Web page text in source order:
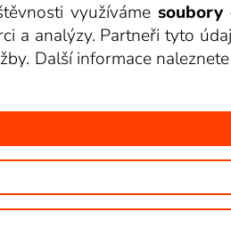
které můžete sledovat v Lepší.TV.
využívámesoubory
a analýzy. Partneři tyto
Další informace